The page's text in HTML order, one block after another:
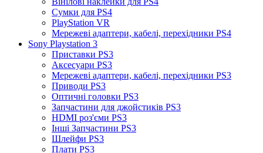
Сумки для PS4
PlayStation VR
Мережеві адаптери, кабелі, перехідники PS4
Sony Playstation 3
Приставки PS3
Аксесуари PS3
Мережеві адаптери, кабелі, перехідники PS3
Приводи PS3
Оптичні головки PS3
Запчастини для джойстиків PS3
HDMI роз'єми PS3
Інші Запчастини PS3
Шлейфи PS3
Плати PS3